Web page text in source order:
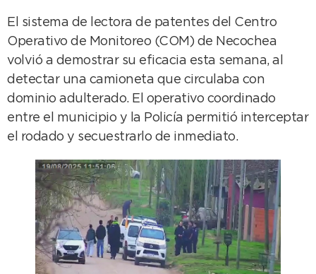
El sistema de lectora de patentes del Centro
Operativo de Monitoreo (COM) de Necochea
volvió a demostrar su eficacia esta semana, al
detectar una camioneta que circulaba con
dominio adulterado. El operativo coordinado
entre el municipio y la Policía permitió interceptar
el rodado y secuestrarlo de inmediato.